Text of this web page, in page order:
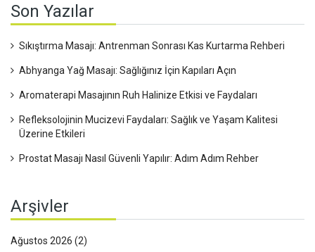
Son Yazılar
Sıkıştırma Masajı: Antrenman Sonrası Kas Kurtarma Rehberi
Abhyanga Yağ Masajı: Sağlığınız İçin Kapıları Açın
Aromaterapi Masajının Ruh Halinize Etkisi ve Faydaları
Refleksolojinin Mucizevi Faydaları: Sağlık ve Yaşam Kalitesi
Üzerine Etkileri
Prostat Masajı Nasıl Güvenli Yapılır: Adım Adım Rehber
Arşivler
Ağustos 2026 (2)